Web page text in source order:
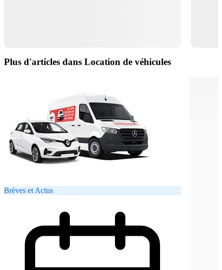
Plus d'articles dans Location de véhicules
Brèves et Actus